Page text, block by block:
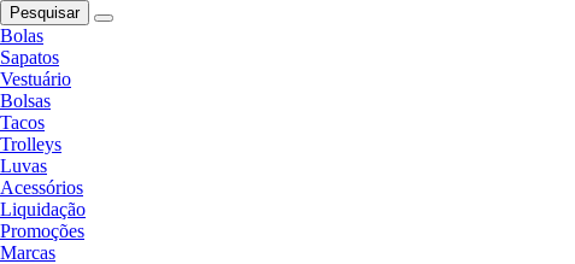
Pesquisar
Bolas
Sapatos
Vestuário
Bolsas
Tacos
Trolleys
Luvas
Acessórios
Liquidação
Promoções
Marcas